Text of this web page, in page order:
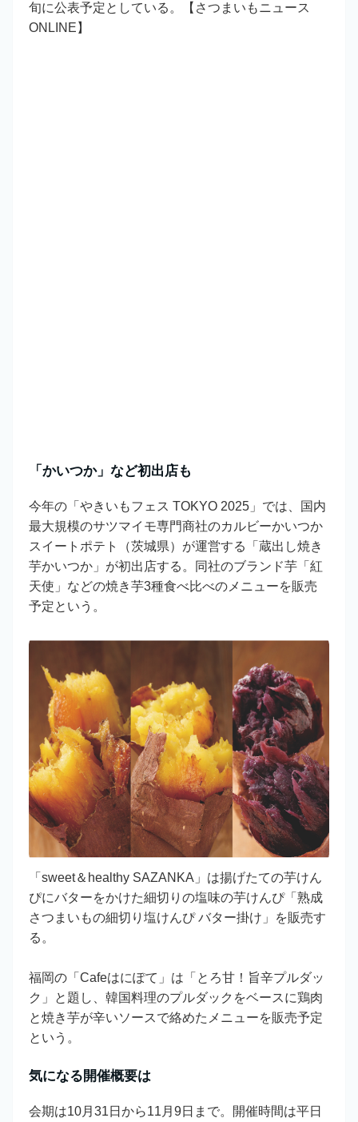
旬に公表予定としている。【さつまいもニュース
ONLINE】
「かいつか」など初出店も
今年の「やきいもフェス TOKYO 2025」では、国内
最大規模のサツマイモ専門商社のカルビーかいつか
スイートポテト（茨城県）が運営する「蔵出し焼き
芋かいつか」が初出店する。同社のブランド芋「紅
天使」などの焼き芋3種食べ比べのメニューを販売
予定という。
「sweet＆healthy SAZANKA」は揚げたての芋けん
ぴにバターをかけた細切りの塩味の芋けんぴ「熟成
さつまいもの細切り塩けんぴ バター掛け」を販売す
る。
福岡の「Cafeはにぽて」は「とろ甘！旨辛プルダッ
ク」と題し、韓国料理のプルダックをベースに鶏肉
と焼き芋が辛いソースで絡めたメニューを販売予定
という。
気になる開催概要は
会期は10月31日から11月9日まで。開催時間は平日